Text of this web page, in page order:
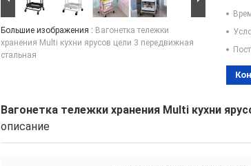
Большие изображения : Вагонетка тележки
хранения Multi кухни ярусов цели 3 передвижная
стальная
Вагонетка тележки хранения Multi кухни
описание